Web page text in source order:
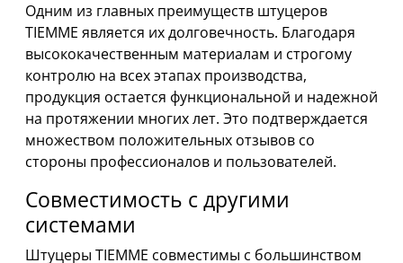
Одним из главных преимуществ штуцеров
TIEMME является их долговечность. Благодаря
высококачественным материалам и строгому
контролю на всех этапах производства,
продукция остается функциональной и надежной
на протяжении многих лет. Это подтверждается
множеством положительных отзывов со
стороны профессионалов и пользователей.
Совместимость с другими
системами
Штуцеры TIEMME совместимы с большинством